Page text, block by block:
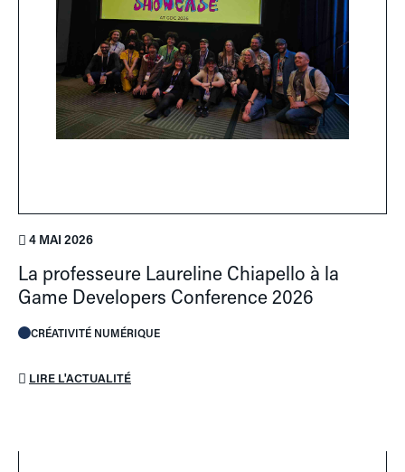
4 MAI 2026
La professeure Laureline Chiapello à la
Game Developers Conference 2026
CRÉATIVITÉ NUMÉRIQUE
LIRE L'ACTUALITÉ